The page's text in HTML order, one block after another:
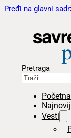
Pređi na glavni
Pretraga
Početna
Vesti